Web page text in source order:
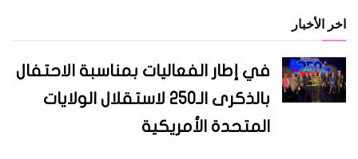
اخر الأخبار
في إطار الفعاليات بمناسبة الاحتفال
بالذكرى الـ250 لاستقلال الولايات
المتحدة الأمريكية